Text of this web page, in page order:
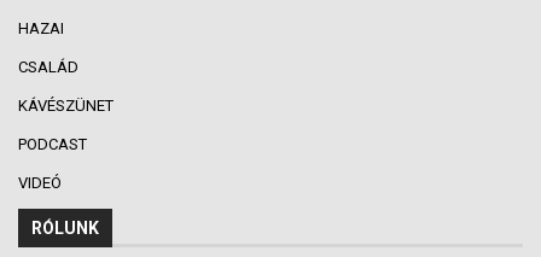
HAZAI
CSALÁD
KÁVÉSZÜNET
PODCAST
VIDEÓ
RÓLUNK